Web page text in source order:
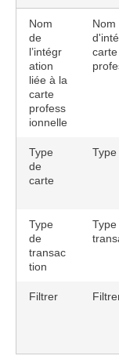
Nom
de
l’intégr
ation
liée à la
carte
profess
ionnelle
Nom
carte
Type
de
carte
Type
de
transac
tion
Filtrer